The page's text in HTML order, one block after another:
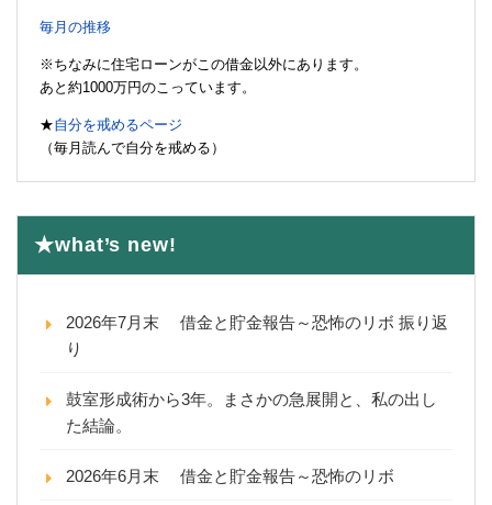
毎月の推移
※ちなみに住宅ローンがこの借金以外にあります。
あと約1000万円のこっています。
★自分を戒めるページ
（毎月読んで自分を戒める）
★what’s new!
2026年7月末 借金と貯金報告～恐怖のリボ 振り返
り
鼓室形成術から3年。まさかの急展開と、私の出し
た結論。
2026年6月末 借金と貯金報告～恐怖のリボ